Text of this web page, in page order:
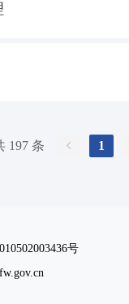
197 条 1
号